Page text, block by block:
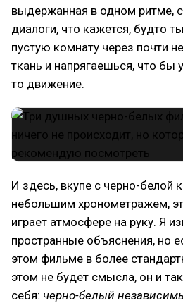
выдержанная в одном ритме,
диалоги, что кажется, будто
пустую комнату через почти
ткань и напрягаешься, что бы
то движение.
И здесь, вкупе с черно-белой
небольшим хронометражем,
играет атмосфере на руку. Я
пространные объяснения, но
этом фильме в более
этом не будет смысла, он и
себя: черно-белый